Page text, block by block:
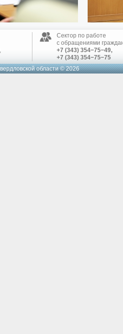
Сектор по работе
с обращениями
+7 (343) 354−75−49,
+7 (343) 354−75−75
области © 2026